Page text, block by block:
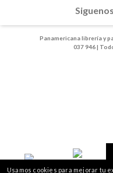
Usamos cookies para mejorar tu
Panamericana librería y
037 946 |